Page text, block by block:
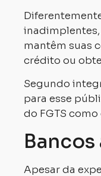
inadimplentes,
mantêm suas
crédito ou
Segundo
para esse
do FGTS
Apesar da